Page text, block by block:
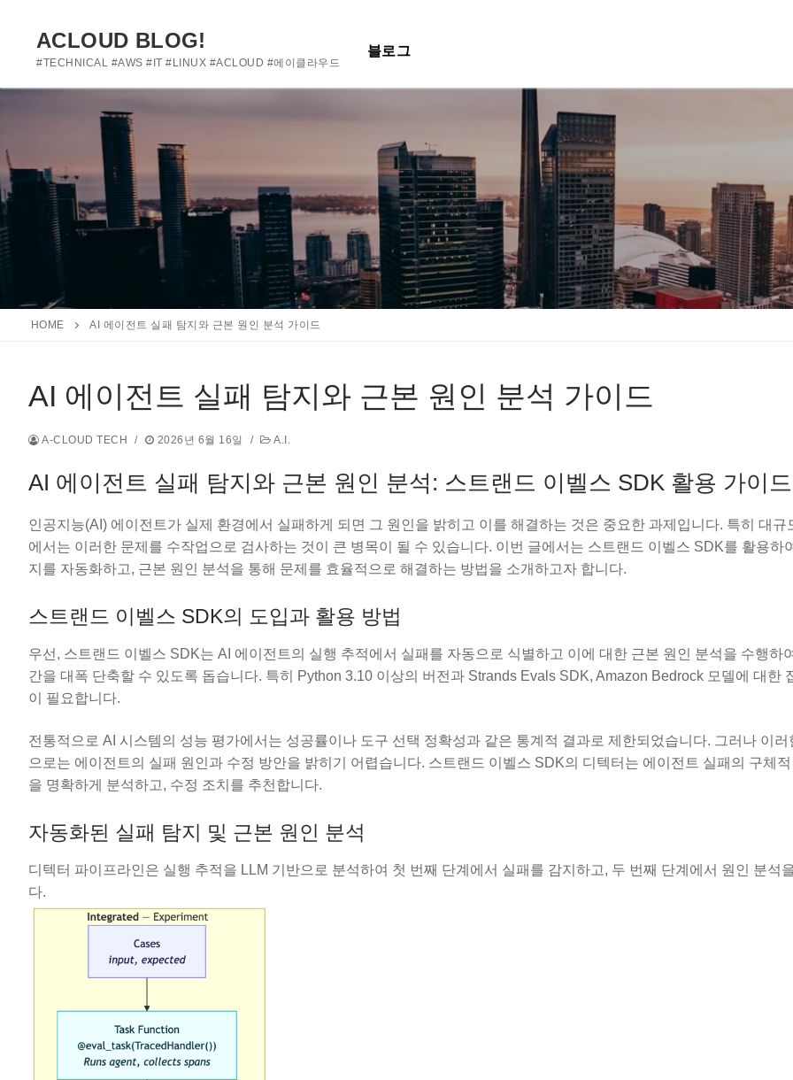
기
ACLOUD BLOG!
#TECHNICAL #AWS #IT #LINUX #ACLOUD #에이클라우드
블로그
HOME AI 에이전트 실패 탐지와 근본 원인 분석 가이드
AI 에이전트 실패 탐지와 근본 원인 분석 가이드
A-CLOUD TECH / 2026년 6월 16일 / A.I.
AI 에이전트 실패 탐지와 근본 원인 분석: 스트랜드 이벨스 SDK 활용 가이드
인공지능(AI) 에이전트가 실제 환경에서 실패하게 되면 그 원인을 밝히고 이를 해결하는 것은 중요한 과제입니다. 특히 대규
에서는 이러한 문제를 수작업으로 검사하는 것이 큰 병목이 될 수 있습니다. 이번 글에서는 스트랜드 이벨스 SDK를 활용하
지를 자동화하고, 근본 원인 분석을 통해 문제를 효율적으로 해결하는 방법을 소개하고자 합니다.
스트랜드 이벨스 SDK의 도입과 활용 방법
우선, 스트랜드 이벨스 SDK는 AI 에이전트의 실행 추적에서 실패를 자동으로 식별하고 이에 대한 근본 원인 분석을 수행하
간을 대폭 단축할 수 있도록 돕습니다. 특히 Python 3.10 이상의 버전과 Strands Evals SDK, Amazon Bedrock 모델에 대한
이 필요합니다.
전통적으로 AI 시스템의 성능 평가에서는 성공률이나 도구 선택 정확성과 같은 통계적 결과로 제한되었습니다. 그러나 이러
으로는 에이전트의 실패 원인과 수정 방안을 밝히기 어렵습니다. 스트랜드 이벨스 SDK의 디텍터는 에이전트 실패의 구체
을 명확하게 분석하고, 수정 조치를 추천합니다.
자동화된 실패 탐지 및 근본 원인 분석
디텍터 파이프라인은 실행 추적을 LLM 기반으로 분석하여 첫 번째 단계에서 실패를 감지하고, 두 번째 단계에서 원인 분석
다.